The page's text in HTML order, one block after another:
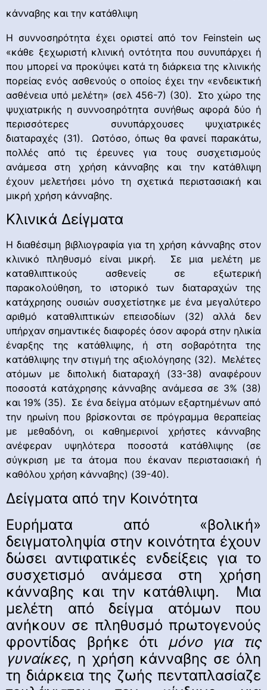
κάνναβης και την κατάθλιψη
Η συννοσηρότητα έχει οριστεί από τον Feinstein ως
«κάθε ξεχωριστή κλινική οντότητα που συνυπάρχει ή
που μπορεί να προκύψει κατά τη διάρκεια της κλινικής
πορείας ενός ασθενούς ο οποίος έχει την «ενδεικτική
ασθένεια υπό μελέτη» (σελ 456-7) (30). Στο χώρο της
ψυχιατρικής η συννοσηρότητα συνήθως αφορά δύο ή
περισσότερες συνυπάρχουσες ψυχιατρικές
διαταραχές (31). Ωστόσο, όπως θα φανεί παρακάτω,
πολλές από τις έρευνες για τους συσχετισμούς
ανάμεσα στη χρήση κάνναβης και την κατάθλιψη
έχουν μελετήσει μόνο τη σχετικά περιστασιακή και
μικρή χρήση κάνναβης.
Κλινικά Δείγματα
Η διαθέσιμη βιβλιογραφία για τη χρήση κάνναβης στον
κλινικό πληθυσμό είναι μικρή. Σε μια μελέτη με
καταθλιπτικούς ασθενείς σε εξωτερική
παρακολούθηση, το ιστορικό των διαταραχών της
κατάχρησης ουσιών συσχετίστηκε με ένα μεγαλύτερο
αριθμό καταθλιπτικών επεισοδίων (32) αλλά δεν
υπήρχαν σημαντικές διαφορές όσον αφορά στην ηλικία
έναρξης της κατάθλιψης, ή στη σοβαρότητα της
κατάθλιψης την στιγμή της αξιολόγησης (32). Μελέτες
ατόμων με διπολική διαταραχή (33-38) αναφέρουν
ποσοστά κατάχρησης κάνναβης ανάμεσα σε 3% (38)
και 19% (35). Σε ένα δείγμα ατόμων εξαρτημένων από
την ηρωίνη που βρίσκονται σε πρόγραμμα θεραπείας
με μεθαδόνη, οι καθημερινοί χρήστες κάνναβης
ανέφεραν υψηλότερα ποσοστά κατάθλιψης (σε
σύγκριση με τα άτομα που έκαναν περιστασιακή ή
καθόλου χρήση κάνναβης) (39-40).
Δείγματα από την Κοινότητα
Ευρήματα από «βολική»
δειγματοληψία στην κοινότητα έχουν
δώσει αντιφατικές ενδείξεις για το
συσχετισμό ανάμεσα στη χρήση
κάνναβης και την κατάθλιψη. Μια
μελέτη από δείγμα ατόμων που
ανήκουν σε πληθυσμό πρωτογενούς
φροντίδας βρήκε ότι μόνο για τις
γυναίκες, η χρήση κάνναβης σε όλη
τη διάρκεια της ζωής πενταπλασίαζε